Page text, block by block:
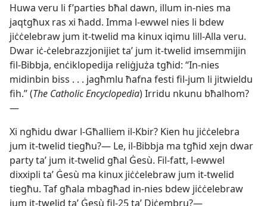
Huwa veru li f’parties bħal dawn, illum in-​nies ma
jaqtgħux ras xi ħadd. Imma l-​ewwel nies li bdew
jiċċelebraw jum it-​twelid ma kinux iqimu lill-​Alla veru.
Dwar iċ-​ċelebrazzjonijiet taʼ jum it-​twelid imsemmijin
fil-​Bibbja, enċiklopedija reliġjuża tgħid: “In-​nies
midinbin biss . . . jagħmlu ħafna festi fil-​jum li jitwieldu
fih.” (The Catholic Encyclopedia) Irridu nkunu bħalhom?
—
Xi ngħidu dwar l-​Għalliem il-​Kbir? Kien hu jiċċelebra
jum it-​twelid tiegħu?— Le, il-​Bibbja ma tgħid xejn dwar
party taʼ jum it-​twelid għal Ġesù. Fil-​fatt, l-​ewwel
dixxipli taʼ Ġesù ma kinux jiċċelebraw jum it-​twelid
tiegħu. Taf għala mbagħad in-​nies bdew jiċċelebraw
jum it-​twelid taʼ Ġesù fil-​25 taʼ Diċembru?—